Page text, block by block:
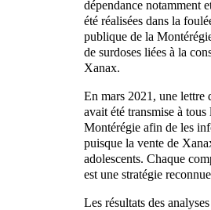
dépendance notamment
été réalisées dans la
publique de la
de surdoses liées à la
Xanax.
En mars 2021, une lettre
avait été transmise à tous
Montérégie afin de les
puisque la vente de
adolescents. Chaque
est une stratégie
Les résultats des